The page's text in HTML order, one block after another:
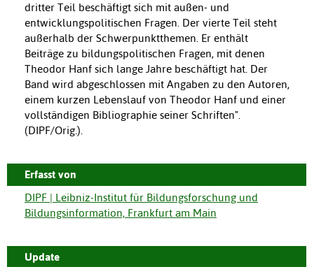
dritter Teil beschäftigt sich mit außen- und
entwicklungspolitischen Fragen. Der vierte Teil steht
außerhalb der Schwerpunktthemen. Er enthält
Beiträge zu bildungspolitischen Fragen, mit denen
Theodor Hanf sich lange Jahre beschäftigt hat. Der
Band wird abgeschlossen mit Angaben zu den Autoren,
einem kurzen Lebenslauf von Theodor Hanf und einer
vollständigen Bibliographie seiner Schriften".
(DIPF/Orig.).
Erfasst von
DIPF | Leibniz-Institut für Bildungsforschung und
Bildungsinformation, Frankfurt am Main
Update